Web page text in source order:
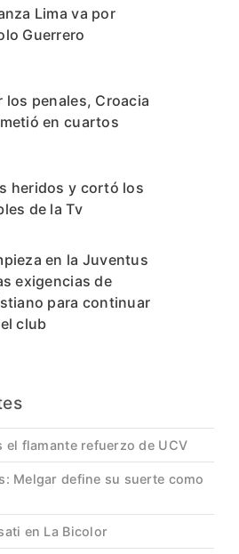
Lima va por
Guerrero
los penales, Croacia
en cuartos
heridos y cortó los
de la Tv
en la Juventus
exigencias de
para continuar
club
el flamante refuerzo de UCV
Melgar define su suerte como
en La Bicolor